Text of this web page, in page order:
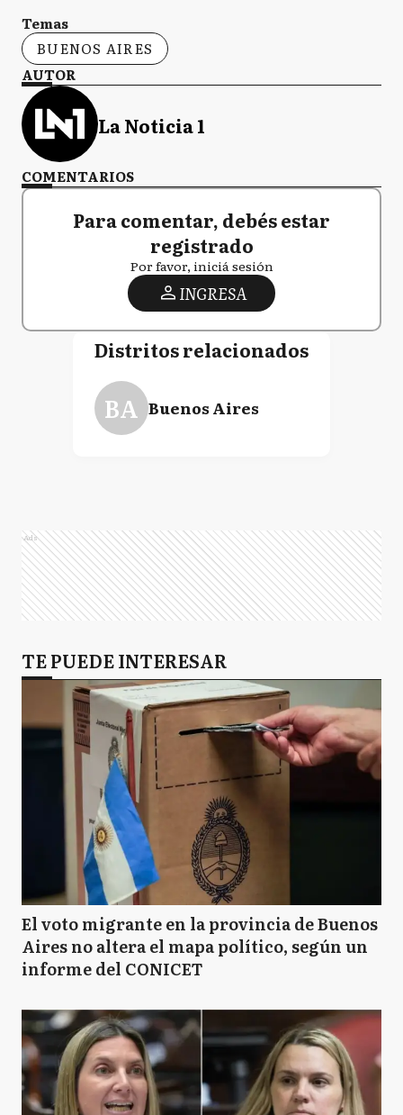
Temas
BUENOS AIRES
AUTOR
La Noticia 1
COMENTARIOS
Para comentar, debés estar
registrado
Por favor, iniciá sesión
INGRESA
Distritos relacionados
BA Buenos Aires
Ads
TE PUEDE INTERESAR
El voto migrante en la provincia de Buenos
Aires no altera el mapa político, según un
informe del CONICET